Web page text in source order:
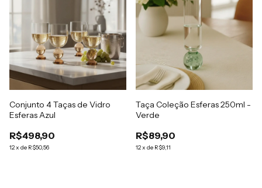
Conjunto 4 Taças de Vidro
Esferas Azul
R$498,90
12x de R$50,56
Taça Coleção Esferas 250ml -
Verde
R$89,90
12x de R$9,11